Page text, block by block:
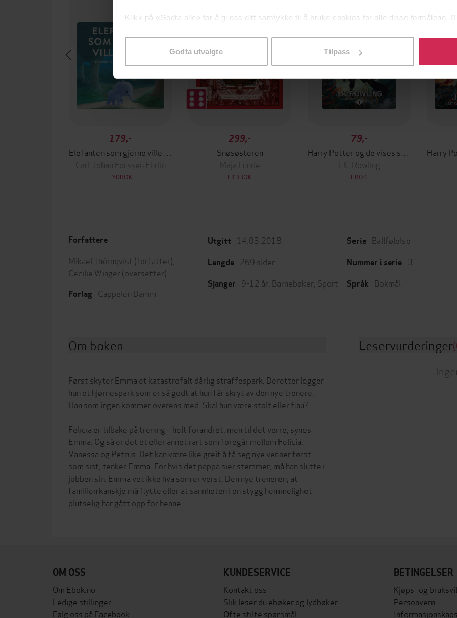
Klikk på «Godta alle» for å gi oss ditt samtykke til å bruke cookies for alle disse formålene.
samtykke til spesifikke formål ved å klikke på «Tilpass». Du kan når som helst trekke
Godta utvalgte Tilpass
179,-
Carl-Johan Forssén Ehrlin
LYDBOK
299,-
Snøsøsteren
Maja Lunde
LYDBOK
79,-
J.K. Rowling
EBOK
Forfattere
Mikael Thörnqvist (forfatter),
Cecilie Winger (oversetter)
Forlag Cappelen Damm
Utgitt 14.03.2018
Lengde 269 sider
Sjanger 9-12 år Barnebøker Sport
Serie Ballfølelse
Nummer i serie 3
Språk Bokmål
Om boken
Først skyter Emma et katastrofalt dårlig straffespark. Deretter legger
hun et hjørnespark som er så godt at hun får skryt av den nye trenere.
Han som ingen kommer overens med. Skal hun være stolt eller flau?
Felicia er tilbake på trening – helt forandret, men til det verre, synes
Emma. Og så er det et eller annet rart som foregår mellom Felicia,
Vanessa og Petrus. Det kan være like greit å få seg nye venner først
som sist, tenker Emma. For hvis det pappa sier stemmer, må han slutte i
jobben sin. Emma vet ikke hva som er verst: Den nye treneren, at
familien kanskje må flytte eller at sannheten i en stygg hemmelighet
plutselig har gått opp for henne …
Leservurderinger
OM OSS
Om Ebok.no
Ledige stillinger
Følg oss på Facebook
KUNDESERVICE
Kontakt oss
Slik leser du ebøker og lydbøker
Ofte stilte spørsmål
BETINGELSER
Kjøps- og
Personvern